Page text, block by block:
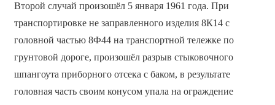
Второй случай произошёл 5 января 1961 года. При
транспортировке не заправленного изделия 8К14 с
головной частью 8Ф44 на транспортной тележке по
грунтовой дороге, произошёл разрыв стыковочного
шпангоута приборного отсека с баком, в результате
головная часть своим конусом упала на ограждение